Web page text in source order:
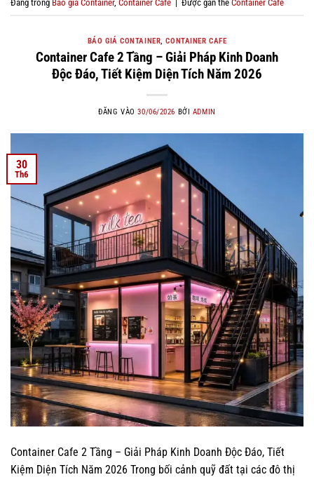
Đăng trong Báo giá Container, Container Cafe Được gắn thẻ Container Cafe
BÁO GIÁ CONTAINER,CONTAINER CAFE
Container Cafe 2 Tầng – Giải Pháp Kinh Doanh
Độc Đáo, Tiết Kiệm Diện Tích Năm 2026
ĐĂNG VÀO30/06/2026 BỞI ADMIN
30
Th6
Container Cafe 2 Tầng – Giải Pháp Kinh Doanh Độc Đáo, Tiết
Kiệm Diện Tích Năm 2026 Trong bối cảnh quỹ đất tại các đô thị